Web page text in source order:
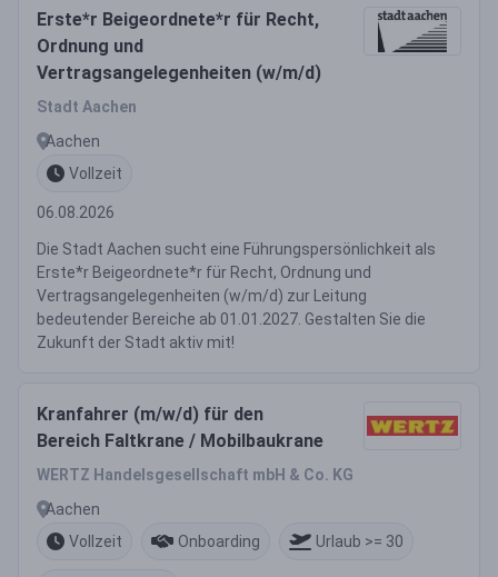
Erste*r Beigeordnete*r für Recht,
Ordnung und
Vertragsangelegenheiten (w/m/d)
Stadt Aachen
Aachen
Vollzeit
06.08.2026
Die Stadt Aachen sucht eine Führungspersönlichkeit als
Erste*r Beigeordnete*r für Recht, Ordnung und
Vertragsangelegenheiten (w/m/d) zur Leitung
bedeutender Bereiche ab 01.01.2027. Gestalten Sie die
Zukunft der Stadt aktiv mit!
Kranfahrer (m/w/d) für den
Bereich Faltkrane / Mobilbaukrane
WERTZ Handelsgesellschaft mbH & Co. KG
Aachen
Vollzeit
Onboarding Urlaub >= 30